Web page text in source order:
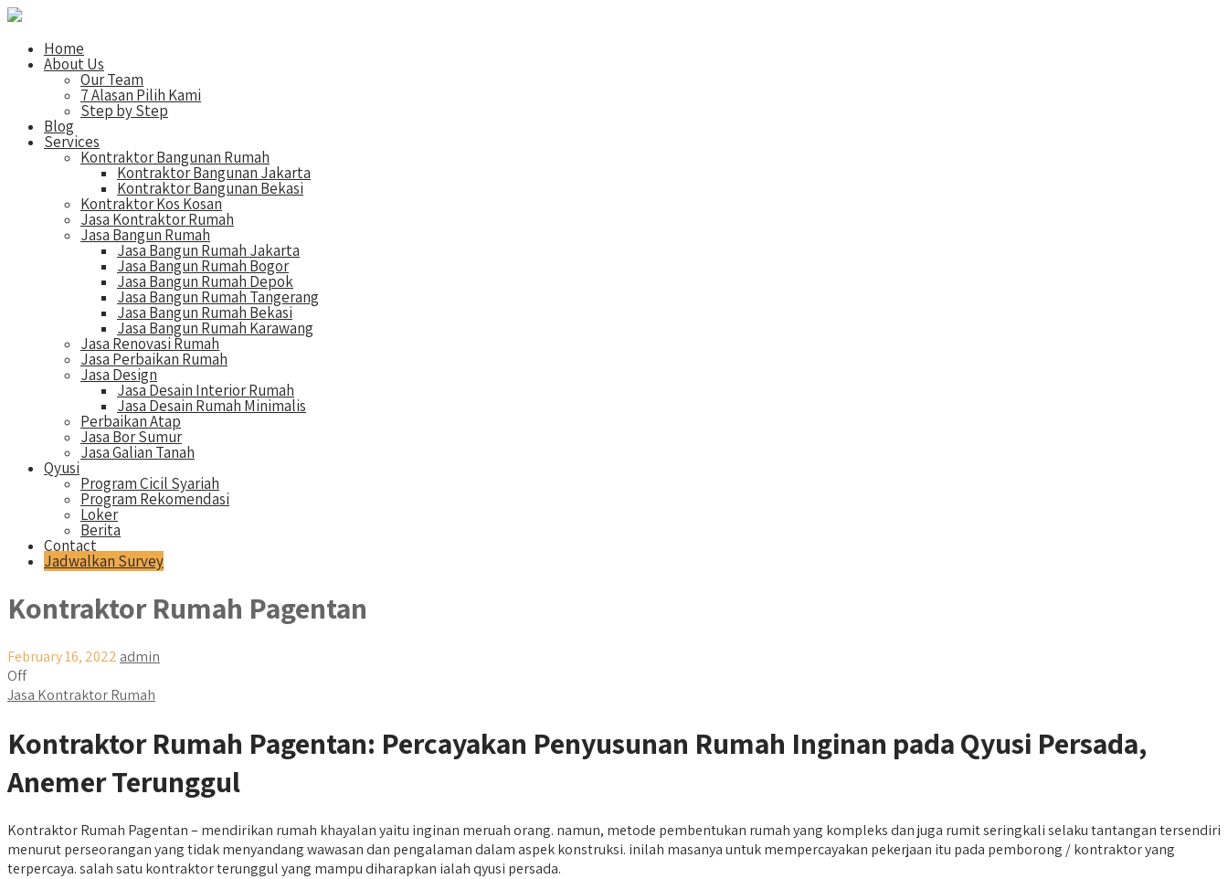
Home
About Us
Our Team
7 Alasan Pilih Kami
Step by Step
Blog
Services
Kontraktor Bangunan Rumah
Kontraktor Bangunan Jakarta
Kontraktor Bangunan Bekasi
Kontraktor Kos Kosan
Jasa Kontraktor Rumah
Jasa Bangun Rumah
Jasa Bangun Rumah Jakarta
Jasa Bangun Rumah Bogor
Jasa Bangun Rumah Depok
Jasa Bangun Rumah Tangerang
Jasa Bangun Rumah Bekasi
Jasa Bangun Rumah Karawang
Jasa Renovasi Rumah
Jasa Perbaikan Rumah
Jasa Design
Jasa Desain Interior Rumah
Jasa Desain Rumah Minimalis
Perbaikan Atap
Jasa Bor Sumur
Jasa Galian Tanah
Qyusi
Program Cicil Syariah
Program Rekomendasi
Loker
Berita
Contact
Jadwalkan Survey
Kontraktor Rumah Pagentan
February 16, 2022 admin
Off
Jasa Kontraktor Rumah
Kontraktor Rumah Pagentan: Percayakan Penyusunan Rumah Inginan pada Qyusi Persada,
Anemer Terunggul
Kontraktor Rumah Pagentan – mendirikan rumah khayalan yaitu inginan meruah orang. namun, metode pembentukan rumah yang kompleks dan juga rumit seringkali selaku tantangan tersendiri
menurut perseorangan yang tidak menyandang wawasan dan pengalaman dalam aspek konstruksi. inilah masanya untuk mempercayakan pekerjaan itu pada pemborong / kontraktor yang
terpercaya. salah satu kontraktor terunggul yang mampu diharapkan ialah qyusi persada.